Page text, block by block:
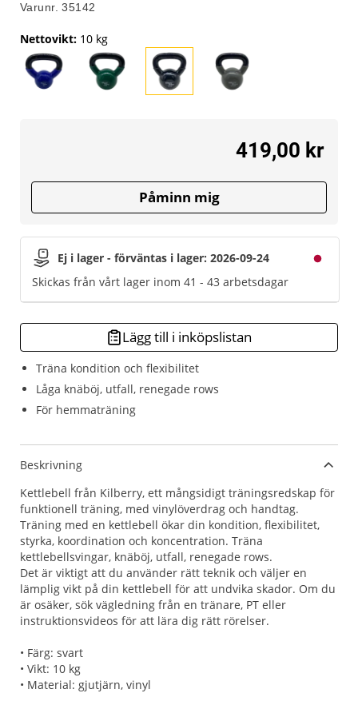
Varunr. 35142
Träna kondition och flexibilitet
Låga knäböj, utfall, renegade rows
För hemmaträning
Nettovikt: 10 kg
Ej i lager - förväntas i lager: 2026-09-24
Skickas från vårt lager inom 41 - 43 arbetsdagar
419,00 kr
Påminn mig
Lägg till i inköpslistan
Beskrivning
Kettlebell från Kilberry, ett mångsidigt träningsredskap för
funktionell träning, med vinylöverdrag och handtag.
Träning med en kettlebell ökar din kondition, flexibilitet,
styrka, koordination och koncentration. Träna
kettlebellsvingar, knäböj, utfall, renegade rows.
Det är viktigt att du använder rätt teknik och väljer en
lämplig vikt på din kettlebell för att undvika skador. Om du
är osäker, sök vägledning från en tränare, PT eller
instruktionsvideos för att lära dig rätt rörelser.
• Färg: svart
• Vikt: 10 kg
• Material: gjutjärn, vinyl